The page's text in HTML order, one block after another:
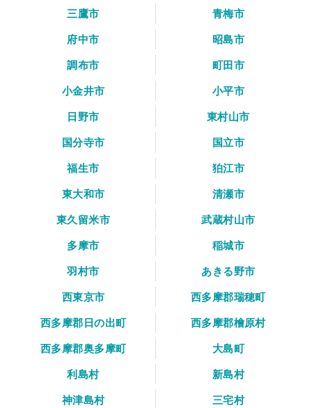
三鷹市
青梅市
府中市
昭島市
調布市
町田市
小金井市
小平市
日野市
東村山市
国分寺市
国立市
福生市
狛江市
東大和市
清瀬市
東久留米市
武蔵村山市
多摩市
稲城市
羽村市
あきる野市
西東京市
西多摩郡瑞穂町
西多摩郡日の出町
西多摩郡檜原村
西多摩郡奥多摩町
大島町
利島村
新島村
神津島村
三宅村